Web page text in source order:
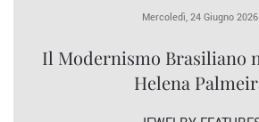
Mercoledì, 24 Giugno 2026
Il Modernismo Brasiliano
Helena